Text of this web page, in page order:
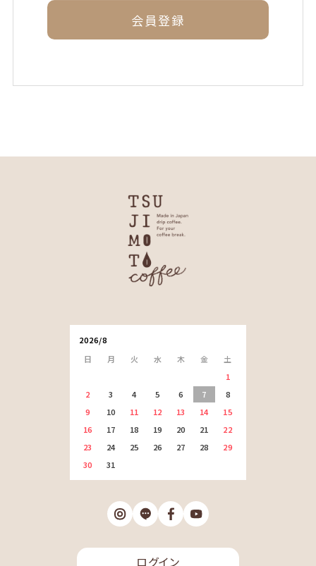
会員登録
2026/8
日
月 火 水 木 金
土
1
2
3 4 5 6 7
8
9
10 11 12 13 14
15
16
17 18 19 20 21
22
23
24 25 26 27 28
29
30
31
ログイン